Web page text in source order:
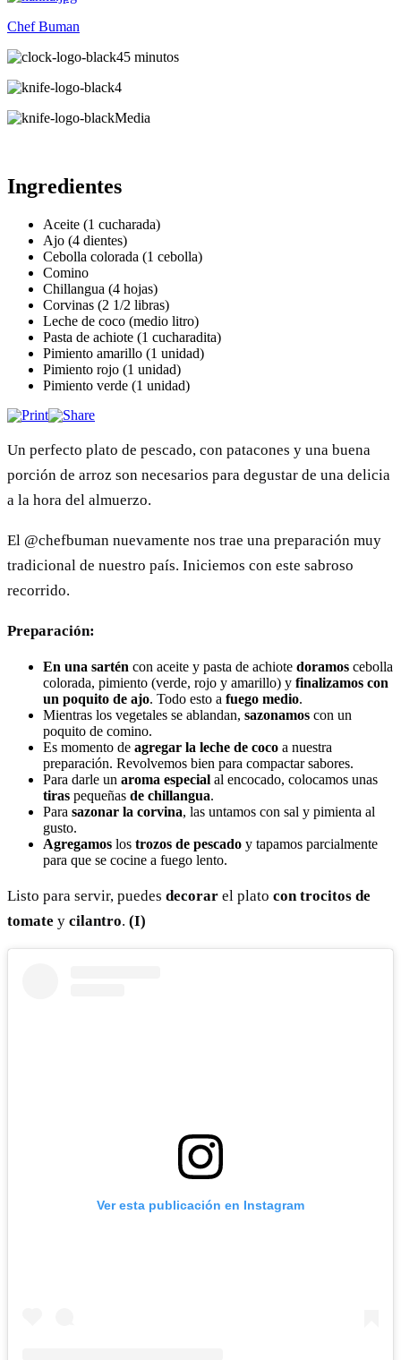
Chef Buman
45 minutos
4
Media
Ingredientes
Aceite (1 cucharada)
Ajo (4 dientes)
Cebolla colorada (1 cebolla)
Comino
Chillangua (4 hojas)
Corvinas (2 1/2 libras)
Leche de coco (medio litro)
Pasta de achiote (1 cucharadita)
Pimiento amarillo (1 unidad)
Pimiento rojo (1 unidad)
Pimiento verde (1 unidad)
Un perfecto plato de pescado, con patacones y una buena
porción de arroz son necesarios para degustar de una delicia
a la hora del almuerzo.
El @chefbuman nuevamente nos trae una preparación muy
tradicional de nuestro país. Iniciemos con este sabroso
recorrido.
Preparación:
En una sartén con aceite y pasta de achiote doramos cebolla
colorada, pimiento (verde, rojo y amarillo) y finalizamos con
un poquito de ajo. Todo esto a fuego medio.
Mientras los vegetales se ablandan, sazonamos con un
poquito de comino.
Es momento de agregar la leche de coco a nuestra
preparación. Revolvemos bien para compactar sabores.
Para darle un aroma especial al encocado, colocamos unas
tiras pequeñas de chillangua.
Para sazonar la corvina, las untamos con sal y pimienta al
gusto.
Agregamos los trozos de pescado y tapamos parcialmente
para que se cocine a fuego lento.
Listo para servir, puedes decorar el plato con trocitos de
tomate y cilantro. (I)
Ver esta publicación en Instagram